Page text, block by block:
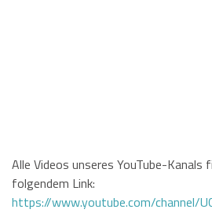
Alle Videos unseres YouTube-Kanals
folgendem Link:
https://www.youtube.com/channel/